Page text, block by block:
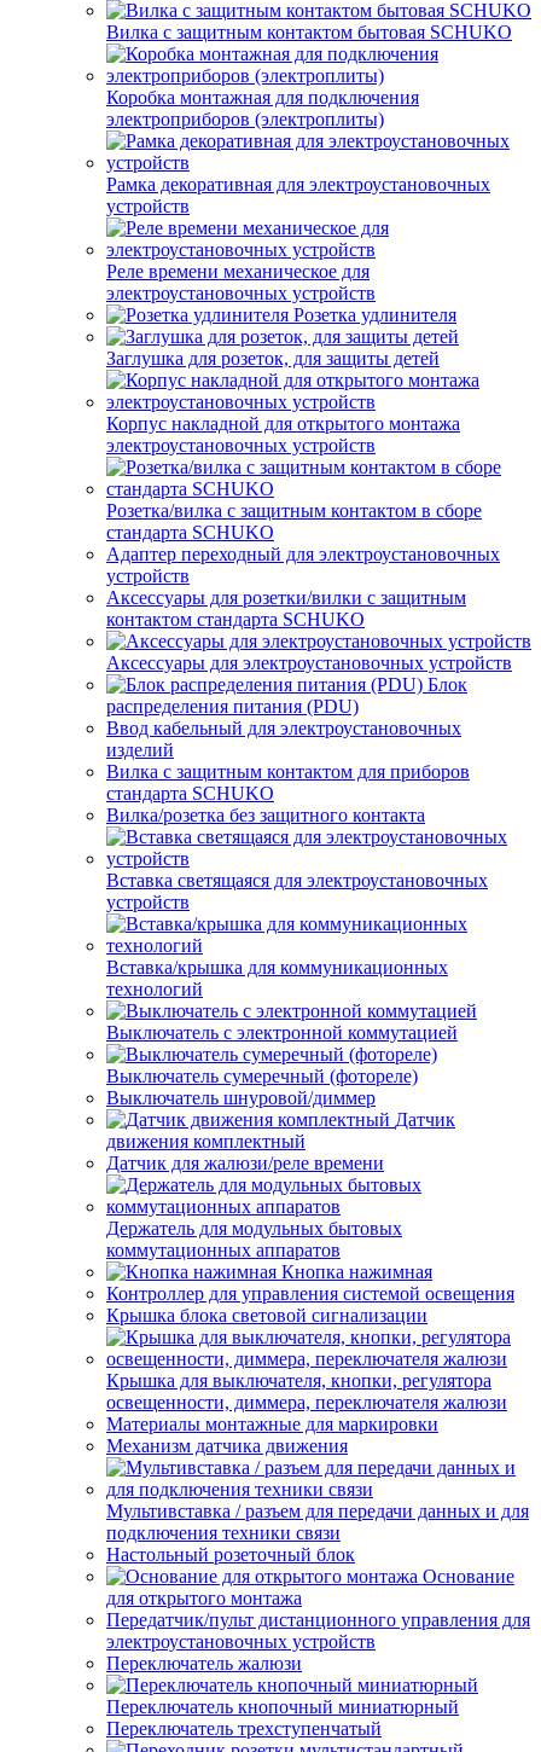
Вилка с защитным контактом бытовая SCHUKO
Коробка монтажная для подключения
электроприборов (электроплиты)
Рамка декоративная для электроустановочных
устройств
Реле времени механическое для
электроустановочных устройств
Розетка удлинителя
Заглушка для розеток, для защиты детей
Корпус накладной для открытого монтажа
электроустановочных устройств
Розетка/вилка с защитным контактом в сборе
стандарта SCHUKO
Адаптер переходный для электроустановочных
устройств
Аксессуары для розетки/вилки с защитным
контактом стандарта SCHUKO
Аксессуары для электроустановочных устройств
Блок
распределения питания (PDU)
Ввод кабельный для электроустановочных
изделий
Вилка с защитным контактом для приборов
стандарта SCHUKO
Вилка/розетка без защитного контакта
Вставка светящаяся для электроустановочных
устройств
Вставка/крышка для коммуникационных
технологий
Выключатель с электронной коммутацией
Выключатель сумеречный (фотореле)
Выключатель шнуровой/диммер
Датчик
движения комплектный
Датчик для жалюзи/реле времени
Держатель для модульных бытовых
коммутационных аппаратов
Кнопка нажимная
Контроллер для управления системой освещения
Крышка блока световой сигнализации
Крышка для выключателя, кнопки, регулятора
освещенности, диммера, переключателя жалюзи
Материалы монтажные для маркировки
Механизм датчика движения
Мультивставка / разъем для передачи данных и для
подключения техники связи
Настольный розеточный блок
Основание
для открытого монтажа
Передатчик/пульт дистанционного управления для
электроустановочных устройств
Переключатель жалюзи
Переключатель кнопочный миниатюрный
Переключатель трехступенчатый